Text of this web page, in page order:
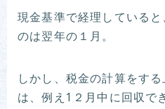
現金基準で経理している
のは翌年の１月。
しかし、税金の計算をす
は、例え1２月中に回収で